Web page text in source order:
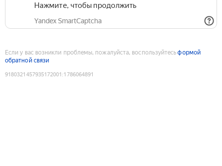
Нажмите, чтобы продолжить
Yandex SmartCaptcha
Если у вас возникли проблемы, пожалуйста, воспользуйтесьформой
обратной связи
9180321457935172001 :1786064891